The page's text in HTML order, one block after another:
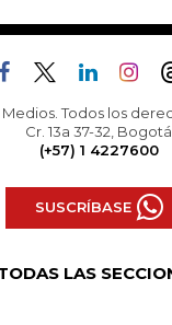
Medios. Todos los
Cr. 13a 37-32, Bogotá
(+57) 1 4227600
SUSCRÍBASE
LAS